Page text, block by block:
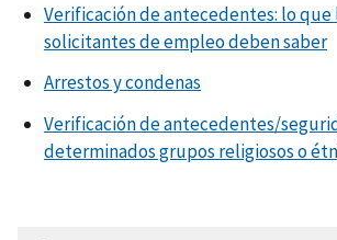
Verificación de antecedentes: lo que
solicitantes de empleo deben saber
Arrestos y condenas
Verificación de antecedentes/
determinados grupos religiosos o